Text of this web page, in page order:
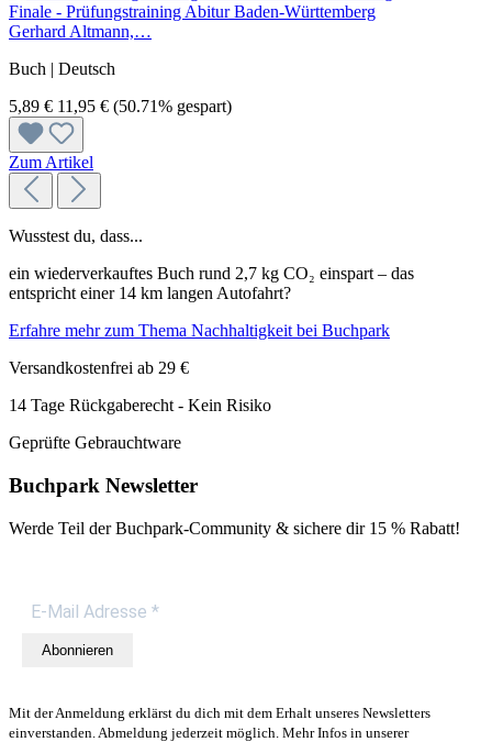
Finale - Prüfungstraining Abitur Baden-Württemberg
Gerhard Altmann,…
Buch | Deutsch
5,89 € 11,95 € (50.71% gespart)
Zum Artikel
Wusstest du, dass...
ein wiederverkauftes Buch rund 2,7 kg CO₂ einspart – das
entspricht einer 14 km langen Autofahrt?
Erfahre mehr zum Thema Nachhaltigkeit bei Buchpark
Versandkostenfrei ab 29 €
14 Tage Rückgaberecht - Kein Risiko
Geprüfte Gebrauchtware
Buchpark Newsletter
Werde Teil der Buchpark-Community & sichere dir 15 % Rabatt!
Abonnieren
Mit der Anmeldung erklärst du dich mit dem Erhalt unseres Newsletters
einverstanden. Abmeldung jederzeit möglich. Mehr Infos in unserer